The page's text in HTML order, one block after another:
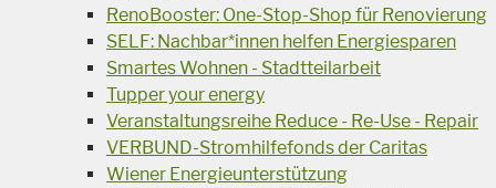
RenoBooster: One-Stop-Shop für Renovierung
SELF: Nachbar*innen helfen Energiesparen
Smartes Wohnen - Stadtteilarbeit
Tupper your energy
Veranstaltungsreihe Reduce - Re-Use - Repair
VERBUND-Stromhilfefonds der Caritas
Wiener Energieunterstützung